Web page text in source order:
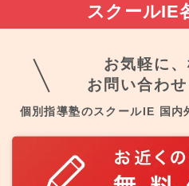
スクールIE
お気軽に
お問い合わせ
個別指導塾のスクールIE 国内